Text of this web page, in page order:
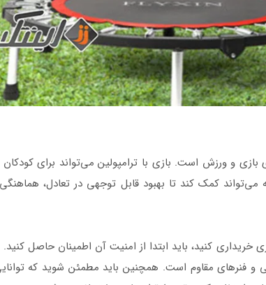
و ورزش است. بازی با ترامپولین می‌تواند برای کودکان
کمک کند تا بهبود قابل توجهی در تعادل،
خریداری کنید، باید ابتدا از امنیت آن اطمینان حاصل
و فنرهای مقاوم است. همچنین باید مطمئن شوید که